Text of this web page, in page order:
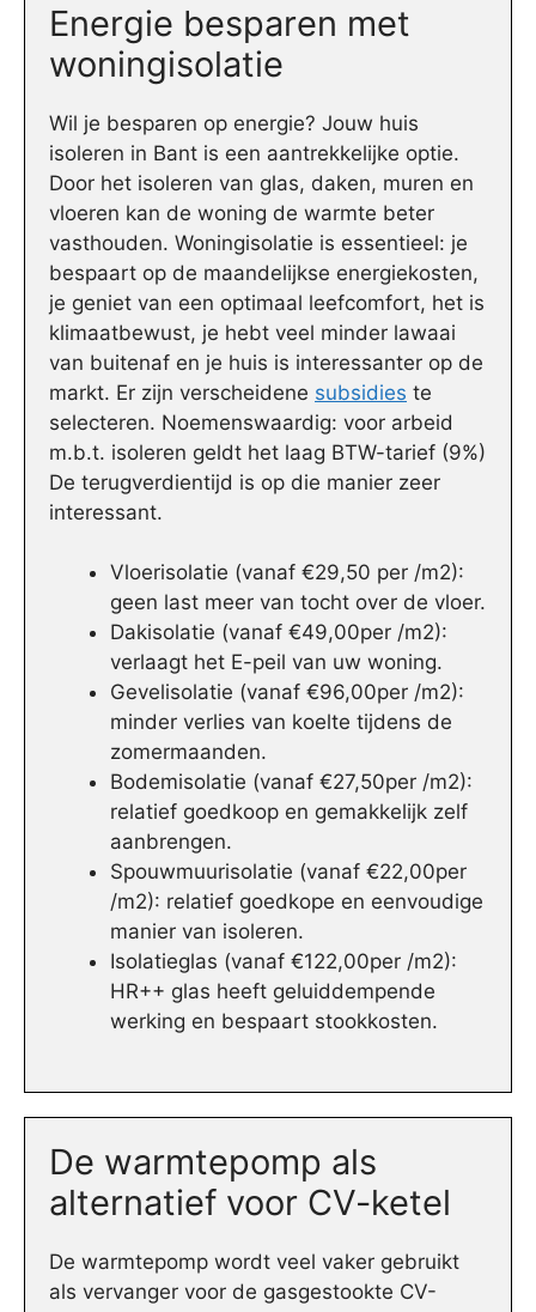
Energie besparen met
woningisolatie
Wil je besparen op energie? Jouw huis
isoleren in Bant is een aantrekkelijke optie.
Door het isoleren van glas, daken, muren en
vloeren kan de woning de warmte beter
vasthouden. Woningisolatie is essentieel: je
bespaart op de maandelijkse energiekosten,
je geniet van een optimaal leefcomfort, het is
klimaatbewust, je hebt veel minder lawaai
van buitenaf en je huis is interessanter op de
markt. Er zijn verscheidene subsidies te
selecteren. Noemenswaardig: voor arbeid
m.b.t. isoleren geldt het laag BTW-tarief (9%)
De terugverdientijd is op die manier zeer
interessant.
Vloerisolatie (vanaf €29,50 per /m2):
geen last meer van tocht over de vloer.
Dakisolatie (vanaf €49,00per /m2):
verlaagt het E-peil van uw woning.
Gevelisolatie (vanaf €96,00per /m2):
minder verlies van koelte tijdens de
zomermaanden.
Bodemisolatie (vanaf €27,50per /m2):
relatief goedkoop en gemakkelijk zelf
aanbrengen.
Spouwmuurisolatie (vanaf €22,00per
/m2): relatief goedkope en eenvoudige
manier van isoleren.
Isolatieglas (vanaf €122,00per /m2):
HR++ glas heeft geluiddempende
werking en bespaart stookkosten.
De warmtepomp als
alternatief voor CV-ketel
De warmtepomp wordt veel vaker gebruikt
als vervanger voor de gasgestookte CV-